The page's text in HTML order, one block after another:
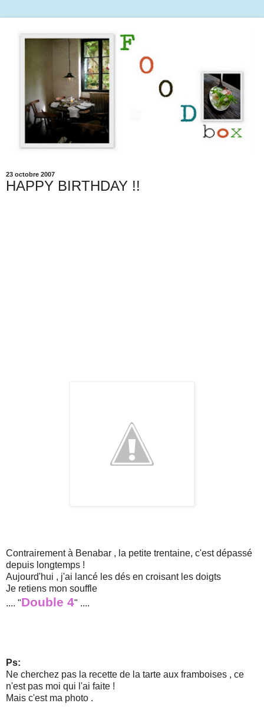
23 octobre 2007
HAPPY BIRTHDAY !!
Contrairement à Benabar , la petite trentaine, c'est dépassé
depuis longtemps !
Aujourd'hui , j'ai lancé les dés en croisant les doigts
Je retiens mon souffle
.... "Double 4" ....
Ps:
Ne cherchez pas la recette de la tarte aux framboises , ce
n'est pas moi qui l'ai faite !
Mais c'est ma photo .